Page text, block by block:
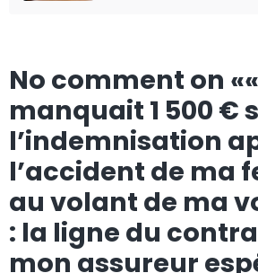
No comment on
manquait 1 500 €
l’indemnisation
l’accident de ma
au volant de ma
: la ligne du
mon assureur